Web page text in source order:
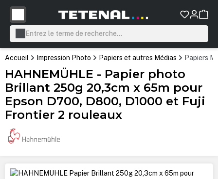
principal
Accueil Impression Photo Papiers et autres Médias Papiers
HAHNEMÜHLE - Papier photo
Brillant 250g 20,3cm x 65m pour
Epson D700, D800, D1000 et Fuji
Frontier 2 rouleaux
Ignorer la galerie d'images